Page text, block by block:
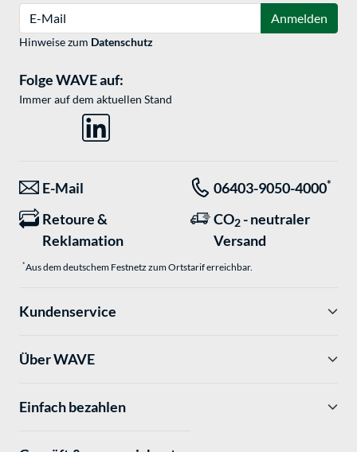
Anmelden
Hinweise zum Datenschutz
Folge WAVE auf:
Immer auf dem aktuellen Stand
E-Mail 06403-9050-4000*
Retoure &
Reklamation
CO2 - neutraler
Versand
*Aus dem deutschem Festnetz zum Ortstarif erreichbar.
Kundenservice
Über WAVE
Einfach bezahlen